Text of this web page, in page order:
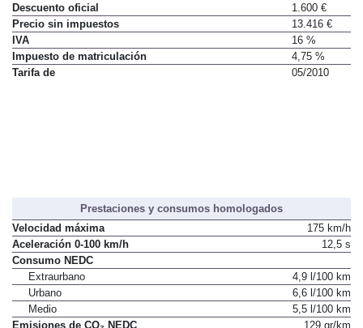
Descuento oficial
1.600 €
Precio sin impuestos
13.416 €
IVA
16 %
Impuesto de matriculación
4,75 %
Tarifa de
05/2010
Prestaciones y consumos homologados
Velocidad máxima
175 km/h
Aceleración 0-100 km/h
12,5 s
Consumo NEDC
Extraurbano
4,9 l/100 km
Urbano
6,6 l/100 km
Medio
5,5 l/100 km
Emisiones de CO₂ NEDC
129 gr/km